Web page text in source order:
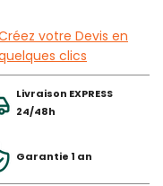
votre Devis en
clics
Livraison EXPRESS
24/48h
Garantie 1 an